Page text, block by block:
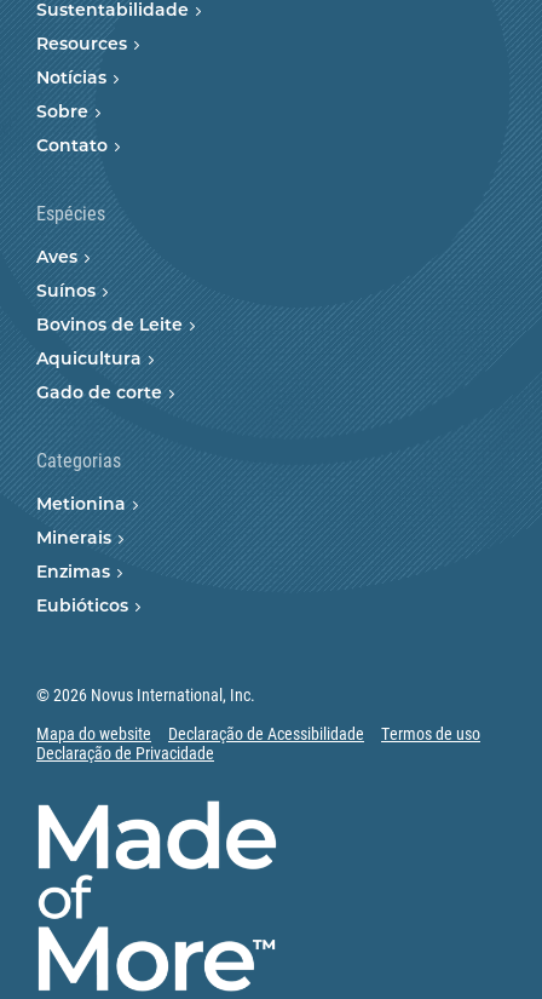
Sustentabilidade
Resources
Notícias
Sobre
Contato
Espécies
Aves
Suínos
Bovinos de Leite
Aquicultura
Gado de corte
Categorias
Metionina
Minerais
Enzimas
Eubióticos
© 2026 Novus International, Inc.
Mapa do website
Declaração de Acessibilidade
Termos de uso
Declaração de Privacidade